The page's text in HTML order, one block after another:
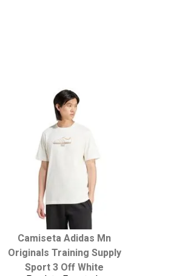
Escolha seu tamanho:
P
M G GG
Camiseta Adidas Mn
Originals Training Supply
Sport 3 Off White